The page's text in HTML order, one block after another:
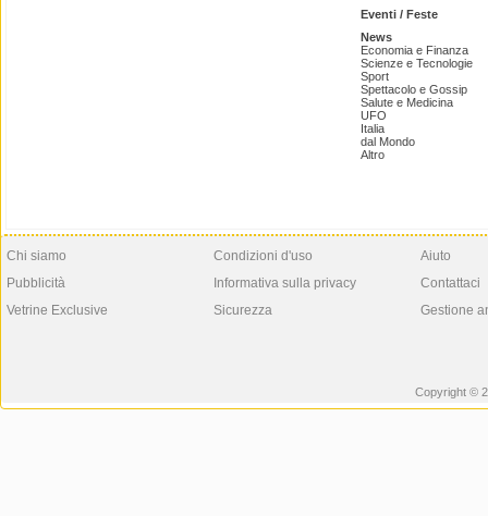
Eventi / Feste
News
Economia e Finanza
Scienze e Tecnologie
Sport
Spettacolo e Gossip
Salute e Medicina
UFO
Italia
dal Mondo
Altro
Chi siamo
Pubblicità
Vetrine Exclusive
Condizioni d'uso
Informativa sulla privacy
Sicurezza
Aiuto
Contattaci
Gestione
Copyright ©